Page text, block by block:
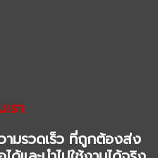
รา
มรวดเร็ว ที่ถูกต้องส่ง